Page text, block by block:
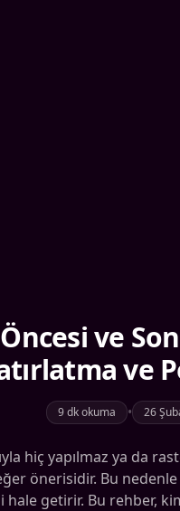
ve
ve
9 dk okuma • 26
hiç yapılmaz ya da
önerisidir. Bu nedenle
getirir. Bu rehber,